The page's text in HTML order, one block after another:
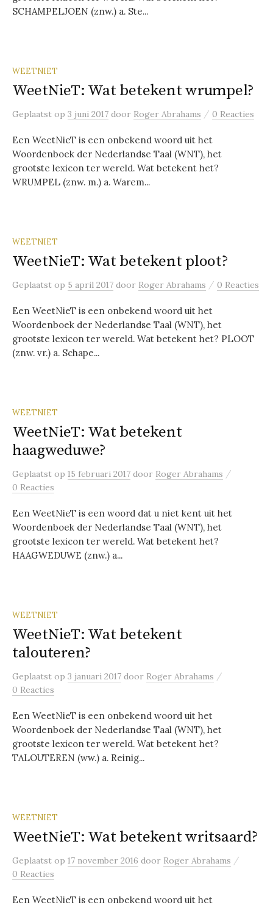
SCHAMPELJOEN (znw.) a. Ste...
WEETNIET
WeetNieT: Wat betekent wrumpel?
Geplaatst op 3 juni 2017 door Roger Abrahams / 0 Reacties
Een WeetNieT is een onbekend woord uit het
Woordenboek der Nederlandse Taal (WNT), het
grootste lexicon ter wereld. Wat betekent het?
WRUMPEL (znw. m.) a. Warem...
WEETNIET
WeetNieT: Wat betekent ploot?
Geplaatst op 5 april 2017 door Roger Abrahams / 0 Reacties
Een WeetNieT is een onbekend woord uit het
Woordenboek der Nederlandse Taal (WNT), het
grootste lexicon ter wereld. Wat betekent het? PLOOT
(znw. vr.) a. Schape...
WEETNIET
WeetNieT: Wat betekent
haagweduwe?
Geplaatst op 15 februari 2017 door Roger Abrahams /
0 Reacties
Een WeetNieT is een woord dat u niet kent uit het
Woordenboek der Nederlandse Taal (WNT), het
grootste lexicon ter wereld. Wat betekent het?
HAAGWEDUWE (znw.) a...
WEETNIET
WeetNieT: Wat betekent
talouteren?
Geplaatst op 3 januari 2017 door Roger Abrahams /
0 Reacties
Een WeetNieT is een onbekend woord uit het
Woordenboek der Nederlandse Taal (WNT), het
grootste lexicon ter wereld. Wat betekent het?
TALOUTEREN (ww.) a. Reinig...
WEETNIET
WeetNieT: Wat betekent writsaard?
Geplaatst op 17 november 2016 door Roger Abrahams /
0 Reacties
Een WeetNieT is een onbekend woord uit het